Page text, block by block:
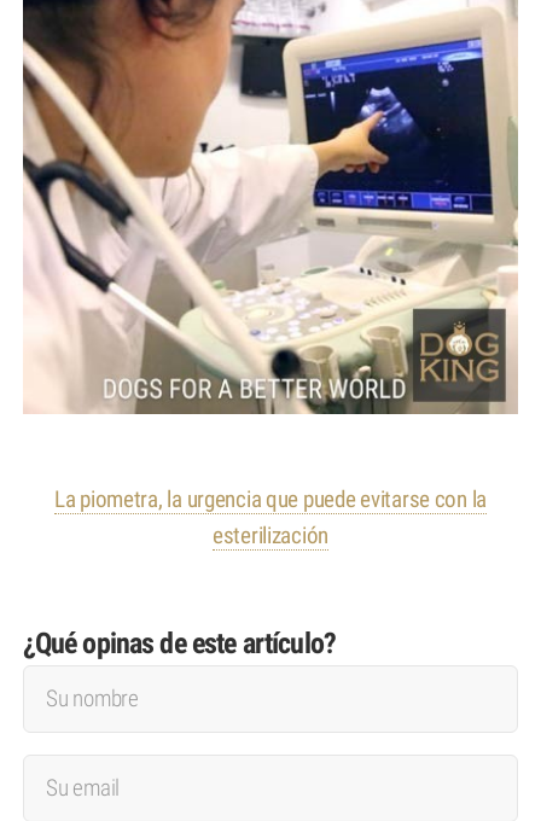
La piometra, la urgencia que puede evitarse con la
esterilización
¿Qué opinas de este artículo?